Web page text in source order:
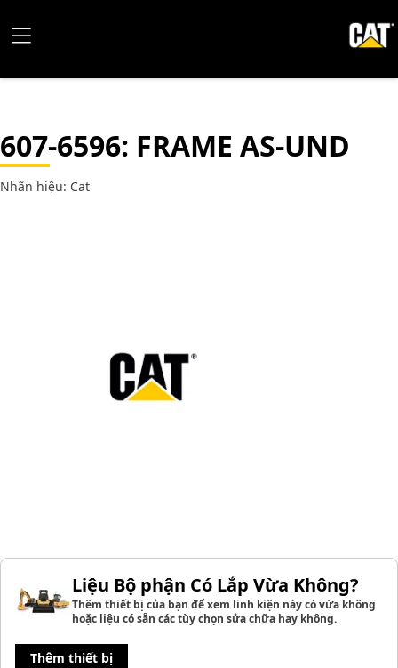
607-6596: FRAME AS-UND
Nhãn hiệu: Cat
Liệu Bộ phận Có Lắp Vừa Không?
Thêm thiết bị của bạn để xem linh kiện này có vừa không
hoặc liệu có sẵn các tùy chọn sửa chữa hay không.
Thêm thiết bị